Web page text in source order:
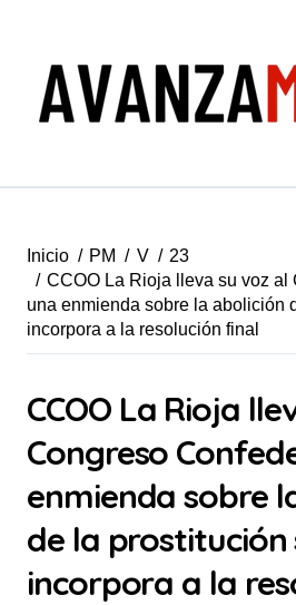
Inicio PM V
23
CCOO La Rioja lleva su voz al
una enmienda sobre la abolición
incorpora a la resolución final
CCOO La Rioja
Congreso
enmienda sobre
de la prostitución
incorpora a la